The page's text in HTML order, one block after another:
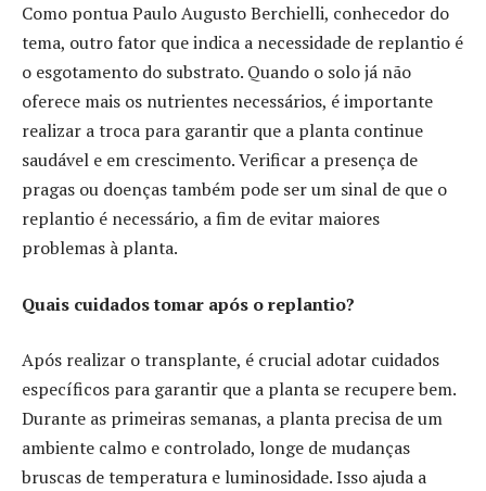
Como pontua Paulo Augusto Berchielli, conhecedor do
tema, outro fator que indica a necessidade de replantio é
o esgotamento do substrato. Quando o solo já não
oferece mais os nutrientes necessários, é importante
realizar a troca para garantir que a planta continue
saudável e em crescimento. Verificar a presença de
pragas ou doenças também pode ser um sinal de que o
replantio é necessário, a fim de evitar maiores
problemas à planta.
Quais cuidados tomar após o replantio?
Após realizar o transplante, é crucial adotar cuidados
específicos para garantir que a planta se recupere bem.
Durante as primeiras semanas, a planta precisa de um
ambiente calmo e controlado, longe de mudanças
bruscas de temperatura e luminosidade. Isso ajuda a